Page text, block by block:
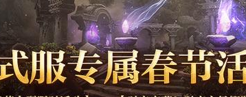
活神秘星轨,领取限定坐骑,限定时装
宝藏领取限定头像框】